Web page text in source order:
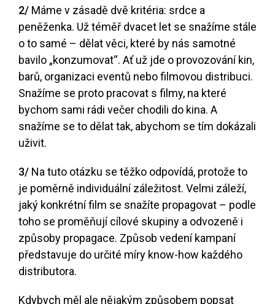
2/ Máme v zásadě dvě kritéria: srdce a
peněženka. Už téměř dvacet let se snažíme stále
o to samé – dělat věci, které by nás samotné
bavilo „konzumovat“. Ať už jde o provozování kin,
barů, organizaci eventů nebo filmovou distribuci.
Snažíme se proto pracovat s filmy, na které
bychom sami rádi večer chodili do kina. A
snažíme se to dělat tak, abychom se tím dokázali
uživit.
3/ Na tuto otázku se těžko odpovídá, protože to
je poměrně individuální záležitost. Velmi záleží,
jaký konkrétní film se snažíte propagovat – podle
toho se proměňují cílové skupiny a odvozeně i
způsoby propagace. Způsob vedení kampaní
představuje do určité míry know-how každého
distributora.
Kdybych měl ale nějakým způsobem popsat